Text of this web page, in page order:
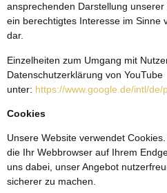
ansprechenden Darstellung
ein berechtigtes Interesse im Sinne
dar.
Einzelheiten zum Umgang mit
Datenschutzerklärung von YouTube
unter: https://www.google.de/intl/de/
Cookies
Unsere Website verwendet
die Ihr Webbrowser auf Ihrem
uns dabei, unser Angebot
sicherer zu machen.